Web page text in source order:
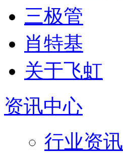
三极管
肖特基
关于飞虹
资讯中心
行业资讯